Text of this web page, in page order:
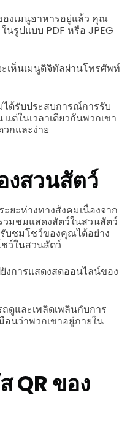
งเมนูอาหารอยู่แล้ว คุณ
นรูปแบบ PDF หรือ JPEG
เห็นเมนูดิจิทัลผ่านโทรศัพท์
ได้รับประสบการณ์การรับ
ต่ในเวลาเดียวกันพวกเขา
กและง่าย
งสวนสัตว์
ยะห่างทางสังคมเนื่องจาก
วมชมแสดงสัตว์ในสวนสัตว์
บชมโชว์ของคุณได้อย่าง
ว์ในสวนสัตว์
ยังการแสดงสดออนไลน์ของ
ดูและเพลิดเพลินกับการ
อนว่าพวกเขาอยู่ภายใน
QR ของ